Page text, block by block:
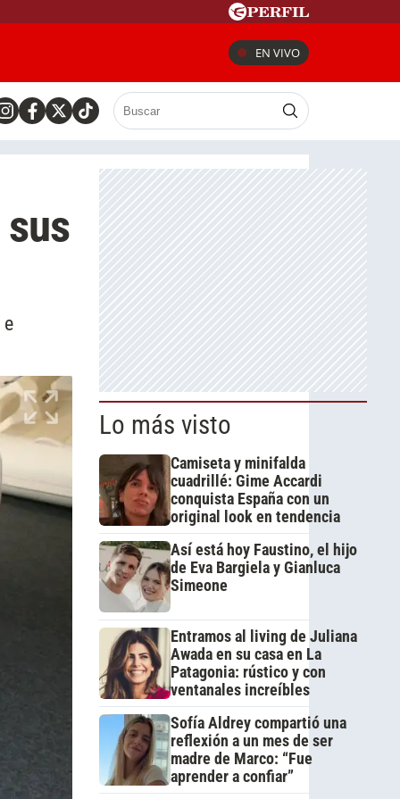
EN VIVO
Lo más visto
Camiseta y minifalda
cuadrillé: Gime Accardi
conquista España con un
original look en tendencia
Así está hoy Faustino, el hijo
de Eva Bargiela y Gianluca
Simeone
Entramos al living de Juliana
Awada en su casa en La
Patagonia: rústico y con
ventanales increíbles
Sofía Aldrey compartió una
reflexión a un mes de ser
madre de Marco: “Fue
aprender a confiar”